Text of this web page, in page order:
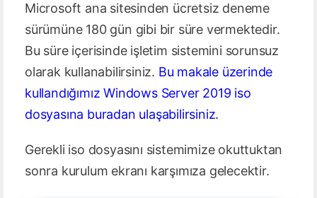
Microsoft ana sitesinden ücretsiz deneme
sürümüne 180 gün gibi bir süre vermektedir.
Bu süre içerisinde işletim sistemini sorunsuz
olarak kullanabilirsiniz. Bu makale üzerinde
kullandığımız Windows Server 2019 iso
dosyasına buradan ulaşabilirsiniz.
Gerekli iso dosyasını sistemimize okuttuktan
sonra kurulum ekranı karşımıza gelecektir.